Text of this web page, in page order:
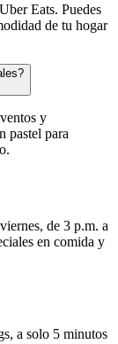
Eats. Puedes
de tu hogar
y
pastel para
de 3 p.m. a
en comida y
a solo 5 minutos